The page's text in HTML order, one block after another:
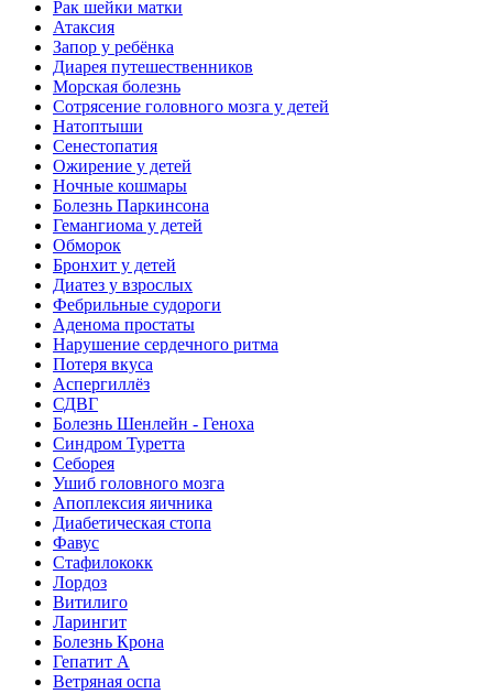
Рак шейки матки
Атаксия
Запор у ребёнка
Диарея путешественников
Морская болезнь
Сотрясение головного мозга у детей
Натоптыши
Сенестопатия
Ожирение у детей
Ночные кошмары
Болезнь Паркинсона
Гемангиома у детей
Обморок
Бронхит у детей
Диатез у взрослых
Фебрильные судороги
Аденома простаты
Нарушение сердечного ритма
Потеря вкуса
Аспергиллёз
СДВГ
Болезнь Шенлейн - Геноха
Синдром Туретта
Себорея
Ушиб головного мозга
Апоплексия яичника
Диабетическая стопа
Фавус
Стафилококк
Лордоз
Витилиго
Ларингит
Болезнь Крона
Гепатит A
Ветряная оспа